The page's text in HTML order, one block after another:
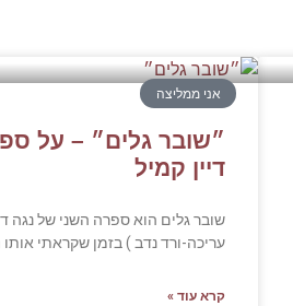
אני ממליצה
״שובר גלים״ – על
דיין קמיל
שובר גלים הוא ספרה השני של נגה
עריכה-ורד נדב ) בזמן שקראתי אותו
קרא עוד »